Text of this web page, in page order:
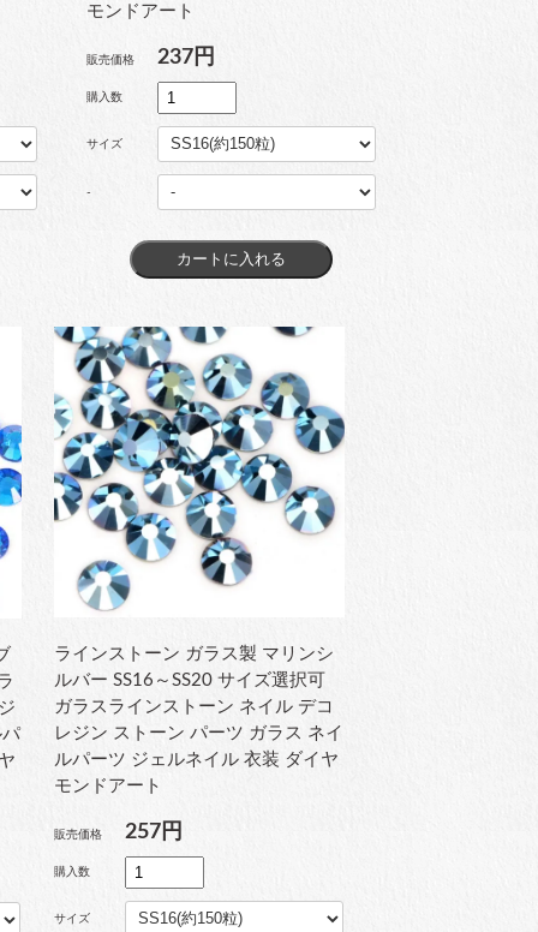
モンドアート
販売価格 237円
購入数
サイズ
-
ラインストーン ガラス製 マリンシ
ルバー SS16～SS20 サイズ選択可
ガラスラインストーン ネイル デコ
レジン ストーン パーツ ガラス ネイ
ルパーツ ジェルネイル 衣装 ダイヤ
モンドアート
販売価格 257円
購入数
サイズ